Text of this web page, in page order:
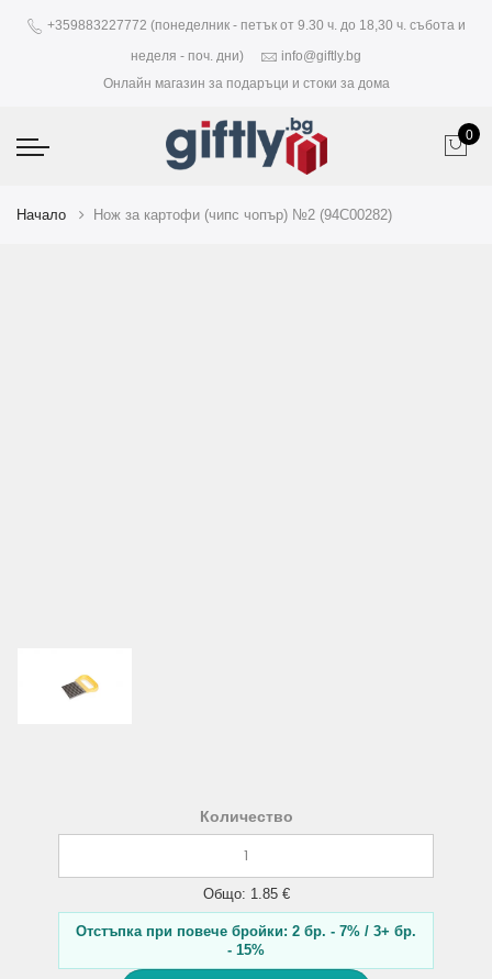
+359883227772 (понеделник - петък от 9.30 ч. до 18,30 ч. събота и
неделя - поч. дни)
info@giftly.bg
Онлайн магазин за подаръци и стоки за дома
0
Начало Нож за картофи (чипс чопър) №2 (94C00282)
Количество
Общо: 1.85 €
Отстъпка при повече бройки: 2 бр. - 7% / 3+ бр.
- 15%